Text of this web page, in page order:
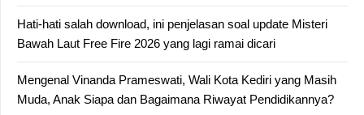
Hati-hati salah download, ini penjelasan soal update Misteri
Bawah Laut Free Fire 2026 yang lagi ramai dicari
Mengenal Vinanda Prameswati, Wali Kota Kediri yang Masih
Muda, Anak Siapa dan Bagaimana Riwayat Pendidikannya?